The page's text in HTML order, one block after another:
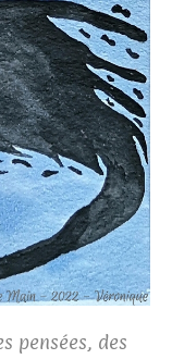
pensées, des